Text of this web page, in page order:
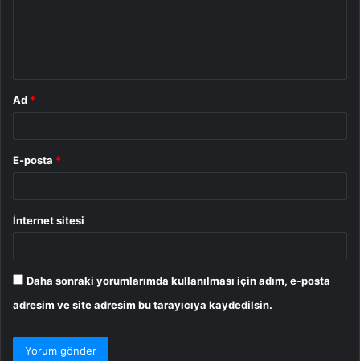
Ad *
E-posta *
İnternet sitesi
Daha sonraki yorumlarımda kullanılması için adım, e-posta
adresim ve site adresim bu tarayıcıya kaydedilsin.